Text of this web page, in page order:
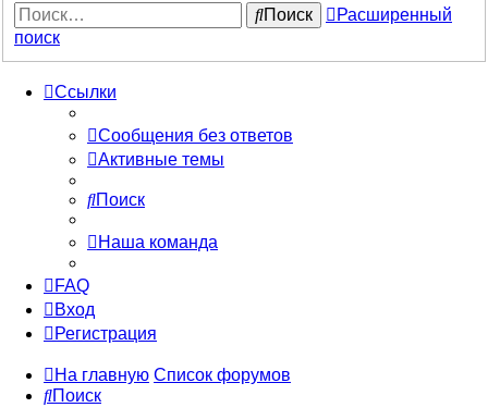
Поиск
Расширенный
поиск
Ссылки
Сообщения без ответов
Активные темы
Поиск
Наша команда
FAQ
Вход
Регистрация
На главную Список форумов
Поиск